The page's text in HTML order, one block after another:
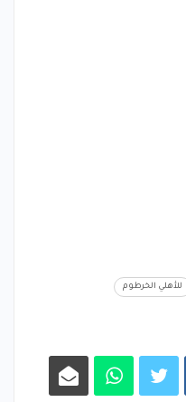
للأهلي الخرطوم